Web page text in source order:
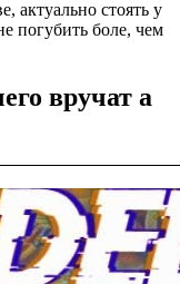
актуально стоять у
погубить боле, чем
вручат а